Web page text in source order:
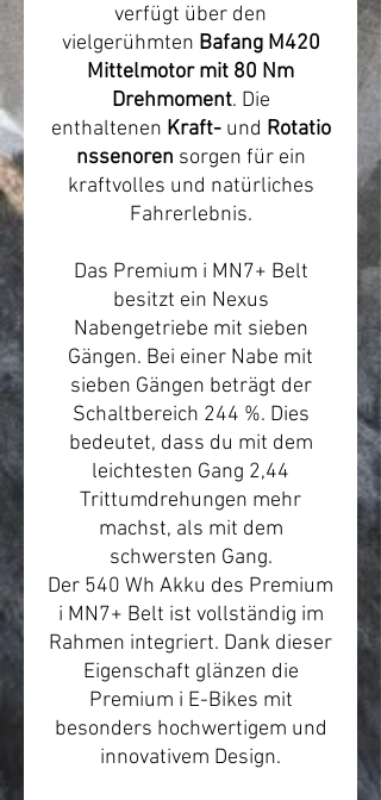
verfügt über den
vielgerühmten Bafang M420
Mittelmotor mit 80 Nm
Drehmoment. Die
enthaltenen Kraft-und Rotatio
nssenoren sorgen für ein
kraftvolles und natürliches
Fahrerlebnis.
Das Premium i MN7+ Belt
besitzt ein Nexus
Nabengetriebe mit sieben
Gängen. Bei einer Nabe mit
sieben Gängen beträgt der
Schaltbereich 244 %. Dies
bedeutet, dass du mit dem
leichtesten Gang 2,44
Trittumdrehungen mehr
machst, als mit dem
schwersten Gang.
Der 540 Wh Akku des Premium
i MN7+ Belt ist vollständig im
Rahmen integriert. Dank dieser
Eigenschaft glänzen die
Premium i E-Bikes mit
besonders hochwertigem und
innovativem Design.